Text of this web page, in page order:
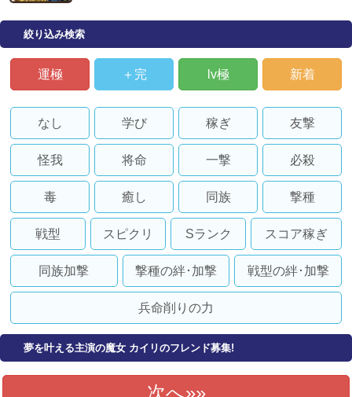
絞り込み検索
運極 ＋完 lv極 新着
なし 学び 稼ぎ 友撃
怪我 将命 一撃 必殺
毒 癒し 同族 撃種
戦型 スピクリ Sランク スコア稼ぎ
同族加撃 撃種の絆･加撃 戦型の絆･加撃
兵命削りの力
夢を叶える主演の魔女 カイリのフレンド募集!
次へ»